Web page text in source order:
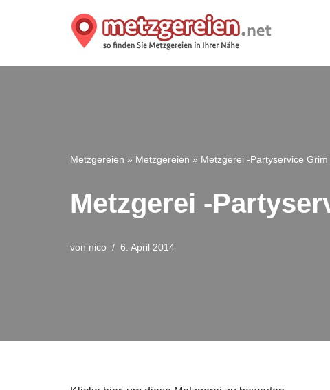
Metzgereien » Metzgereien » Metzgerei -Partyservice
Metzgerei -
von nico 6. April 2014